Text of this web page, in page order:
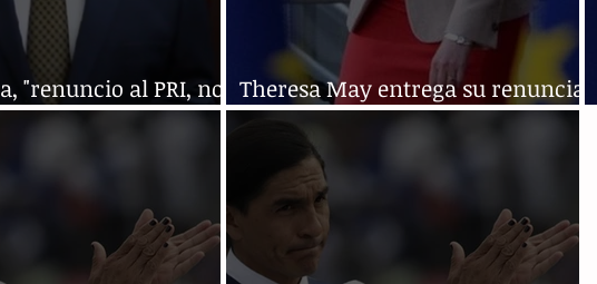
"renuncio al PRI, no
México"
Theresa May entrega su renuncia;
buscan sucesor